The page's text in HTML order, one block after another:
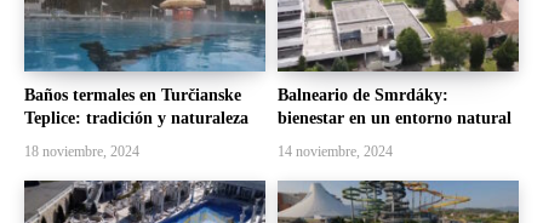
Baños termales en Turčianske
Teplice: tradición y naturaleza
18 noviembre, 2024
Balneario de Smrdáky:
bienestar en un entorno natural
14 noviembre, 2024